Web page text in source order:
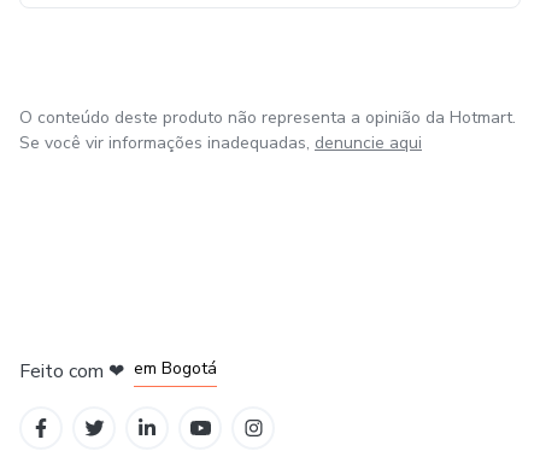
O conteúdo deste produto não representa a opinião da Hotmart.
Se você vir informações inadequadas, denuncie aqui
Feito com ❤ em Bogotá